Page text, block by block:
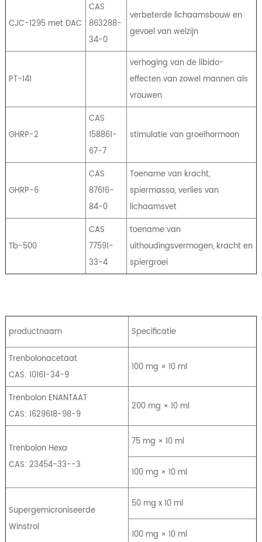
CJC-1295 met DAC
CAS
863288-
34-0
verbeterde lichaamsbouw en
gevoel van welzijn
PT-141
verhoging van de libido-
effecten van zowel mannen als
vrouwen
GHRP-2
CAS
158861-
67-7
stimulatie van groeihormoon
GHRP-6
CAS
87616-
84-0
Toename van kracht,
spiermassa, verlies van
lichaamsvet
Tb-500
CAS
77591-
33-4
toename van
uithoudingsvermogen, kracht en
spiergroei
productnaam Specificatie
Trenbolonacetaat
CAS: 10161-34-9
100 mg × 10 ml
Trenbolon ENANTAAT
CAS: 1629618-98-9
200 mg × 10 ml
Trenbolon Hexa
CAS: 23454-33--3
75 mg × 10 ml
100 mg × 10 ml
Supergemicroniseerde
Winstrol
50 mg x 10 ml
100 mg × 10 ml